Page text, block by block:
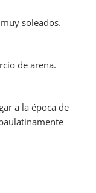
soleados.
de arena.
a la época de